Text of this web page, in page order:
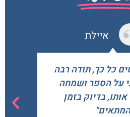
כל כך, תודה רבה
על הספר ושמחה
בדיוק בזמן
איילת